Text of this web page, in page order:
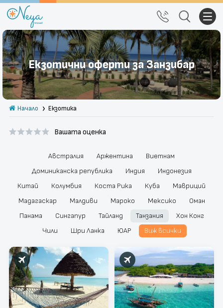
Почивки
Екскурзии
Тръгване от Варна
Екзотика
Почивки в България
Празници
За нас
Правила за сайта
поверителност
Блог
Контакти
Запитване
Екзотични оферти за Занзибар
Начало Екзотика
Вашата оценка
Австралия Аржентина
Виетнам
Доминиканска република
Индия
Индонезия
Китай
Колумбия Коста Рика Куба
Мавриций
Мадагаскар
Малдиви Мароко Мексико
Оман
Панама
Сингапур Тайланд Танзания
Хон Конг
Чили
Шри Ланка ЮАР Виж всички